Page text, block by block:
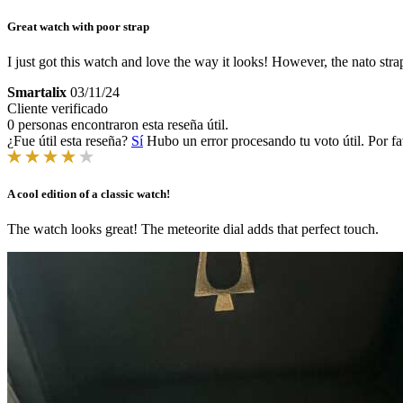
Great watch with poor strap
I just got this watch and love the way it looks! However, the nato
Smartalix 03/11/24
Cliente verificado
0 personas encontraron esta reseña útil.
¿Fue útil esta reseña? Sí Hubo un error procesando tu voto útil. Por
A cool edition of a classic watch!
The watch looks great! The meteorite dial adds that perfect touch.